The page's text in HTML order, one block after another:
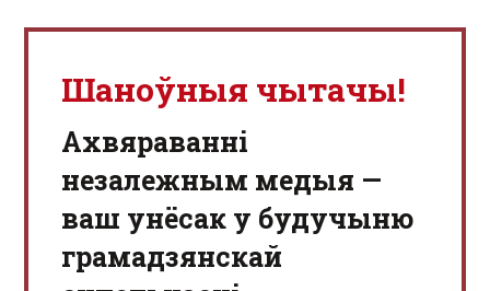
Шаноўныя чытачы!
Aхвяраванні
незалежным медыя —
ваш унёсак у будучыню
грамадзянскай